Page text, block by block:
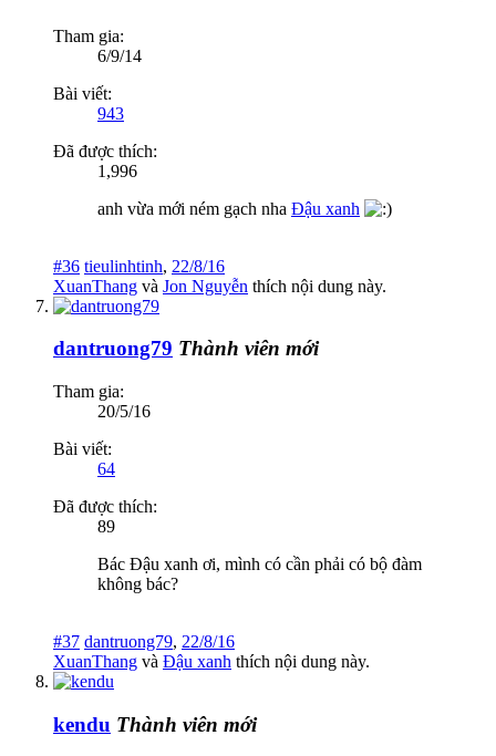
Tham gia:
6/9/14
Bài viết:
943
Đã được thích:
1,996
anh vừa mới ném gạch nha Đậu xanh
#36 tieulinhtinh, 22/8/16
XuanThang và Jon Nguyễn thích nội dung này.
dantruong79 Thành viên mới
Tham gia:
20/5/16
Bài viết:
64
Đã được thích:
89
Bác Đậu xanh ơi, mình có cần phải có bộ đàm
không bác?
#37 dantruong79, 22/8/16
XuanThang và Đậu xanh thích nội dung này.
kendu Thành viên mới